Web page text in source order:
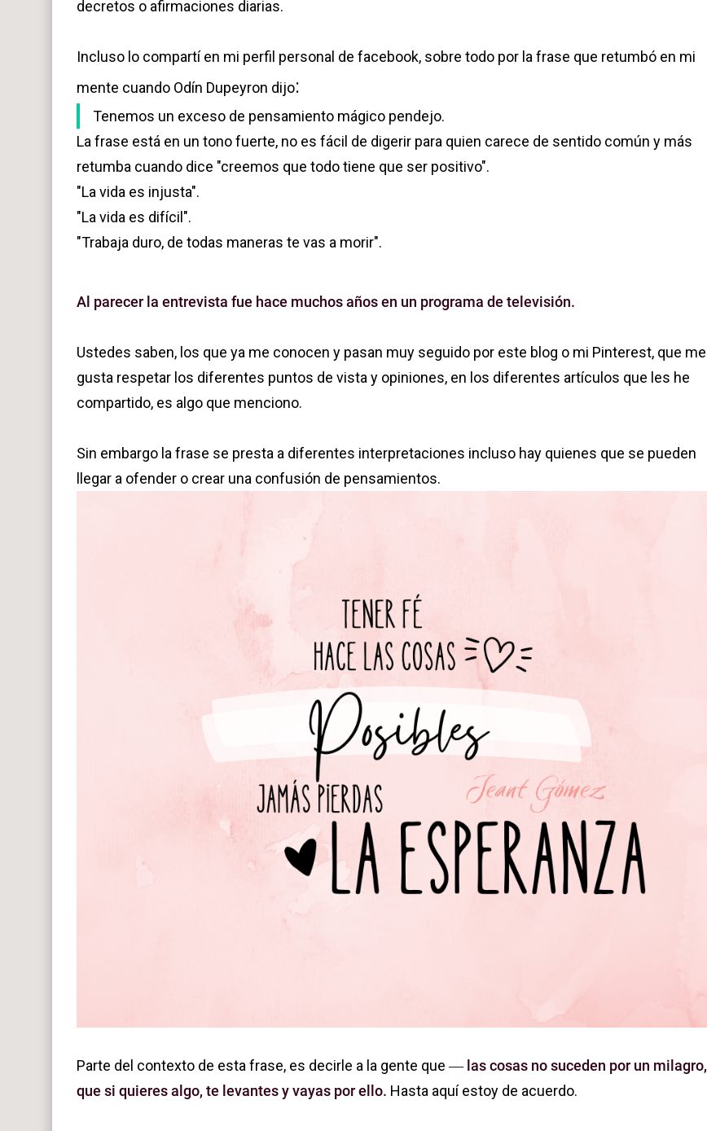
decretos o afirmaciones diarias.
Incluso lo compartí en mi perfil personal de facebook, sobre todo por la frase que retumbó en mi
mente cuando Odín Dupeyron dijo:
Tenemos un exceso de pensamiento mágico pendejo.
La frase está en un tono fuerte, no es fácil de digerir para quien carece de sentido común y más
retumba cuando dice "creemos que todo tiene que ser positivo".
"La vida es injusta".
"La vida es difícil".
"Trabaja duro, de todas maneras te vas a morir".
Al parecer la entrevista fue hace muchos años en un programa de televisión.
Ustedes saben, los que ya me conocen y pasan muy seguido por este blog o mi Pinterest, que me
gusta respetar los diferentes puntos de vista y opiniones, en los diferentes artículos que les he
compartido, es algo que menciono.
Sin embargo la frase se presta a diferentes interpretaciones incluso hay quienes que se pueden
llegar a ofender o crear una confusión de pensamientos.
Parte del contexto de esta frase, es decirle a la gente que ― las cosas no suceden por un milagro,
que si quieres algo, te levantes y vayas por ello. Hasta aquí estoy de acuerdo.